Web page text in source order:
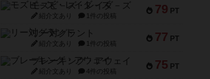
79 PT
モズビ－ズ・レイダ－ズ
紹介文あり 1件の投稿
77 PT
リー対グラント
紹介文あり 1件の投稿
75 PT
ブレーキング・アウェイ
紹介文あり 4件の投稿